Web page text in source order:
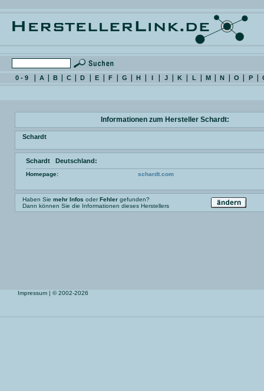
0 - 9 A B C D E F G H I J K L M N O P
Informationen zum Hersteller Schardt:
Schardt
Schardt Deutschland:
Homepage: schardt.com
Haben Sie mehr Infos oderFehler gefunden?
Dann können Sie die Informationen dieses Herstellers
Impressum | © 2002-2026